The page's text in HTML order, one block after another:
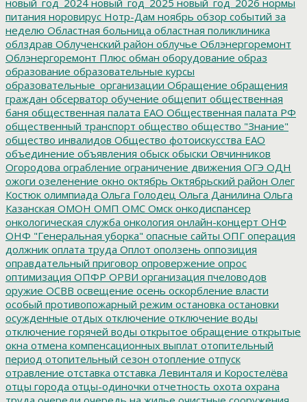
питания норовирус Нотр-Дам ноябрь обзор событий за
неделю Областная больница областная поликлиника
облздрав Облученский район облучье Облэнергоремонт
Облэнергоремонт Плюс обман оборудование образ
образование образовательные курсы
образовательные_организации Обращение обращения
граждан обсерватор обучение общепит общественная
баня общественная палата ЕАО Общественная палата РФ
общественный транспорт общество общество "Знание"
общество инвалидов Общество фотоискусства ЕАО
объединение объявления обыск обыски Овчинников
Огородова ограбление ограничение движения ОГЭ ОДН
ожоги озеленение окно октябрь Октябрьский район Олег
Костюк олимпиада Ольга Голодец Ольга Данилина Ольга
Казанская ОМОН ОМП ОМС Омск онкодиспансер
онкологическая служба онкология онлайн-концерт ОНФ
ОНФ "Генеральная уборка" опасные сайты ОПГ операция
должник оплата труда Оплот оползень оппозиция
оправдательный приговор опровержение опрос
оптимизация ОПФР ОРВИ организация пчеловодов
оружие ОСВВ освещение осень оскорбление власти
особый противопожарный режим остановка остановки
осужденные отдых отключение отключение воды
отключение горячей воды открытое обращение открытые
окна отмена компенсационных выплат отопительный
период отопительный сезон отопление отпуск
отравление отставка отставка Левинталя и Коростелёва
отцы города отцы-одиночки отчетность охота охрана